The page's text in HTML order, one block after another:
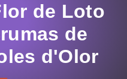
de Loto
de
d'Olor